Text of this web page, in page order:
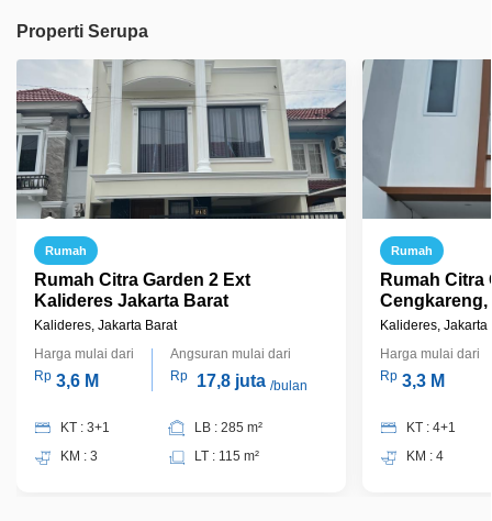
Properti Serupa
Rumah
Rumah Citra Garden 2 Ext
Kalideres Jakarta Barat
Kalideres, Jakarta Barat
Harga mulai dari
Rp 3,6 M
Angsuran mulai dari
Rp
17,8 juta /bulan
KT : 3+1
KM : 3
LB : 285 m²
LT : 115 m²
Rumah
Rumah Citra
Kalideres, Jakarta
Harga mulai dari
Rp 3,3 M
KT : 4+1
KM : 4